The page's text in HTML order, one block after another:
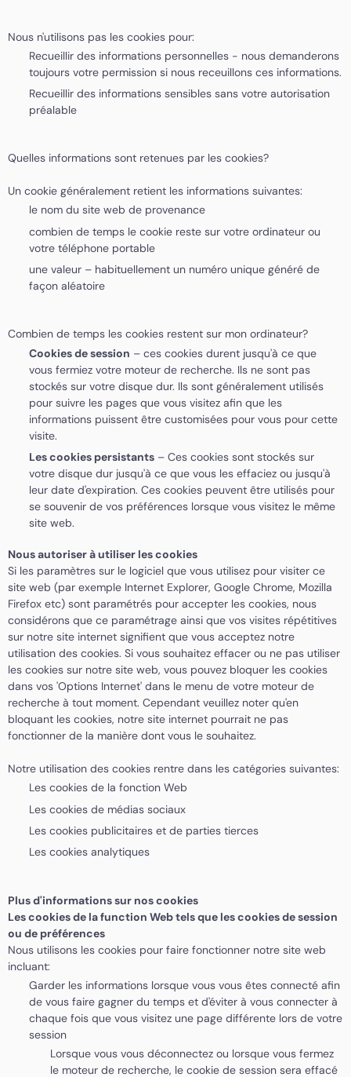
Nous n'utilisons pas les cookies pour:
Recueillir des informations personnelles - nous demanderons
toujours votre permission si nous receuillons ces informations.
Recueillir des informations sensibles sans votre autorisation
préalable
Quelles informations sont retenues par les cookies?
Un cookie généralement retient les informations suivantes:
le nom du site web de provenance
combien de temps le cookie reste sur votre ordinateur ou
votre téléphone portable
une valeur – habituellement un numéro unique généré de
façon aléatoire
Combien de temps les cookies restent sur mon ordinateur?
Cookies de session – ces cookies durent jusqu'à ce que
vous fermiez votre moteur de recherche. Ils ne sont pas
stockés sur votre disque dur. Ils sont généralement utilisés
pour suivre les pages que vous visitez afin que les
informations puissent être customisées pour vous pour cette
visite.
Les cookies persistants – Ces cookies sont stockés sur
votre disque dur jusqu'à ce que vous les effaciez ou jusqu'à
leur date d'expiration. Ces cookies peuvent être utilisés pour
se souvenir de vos préférences lorsque vous visitez le même
site web.
Nous autoriser à utiliser les cookies
Si les paramètres sur le logiciel que vous utilisez pour visiter ce
site web (par exemple Internet Explorer, Google Chrome, Mozilla
Firefox etc) sont paramétrés pour accepter les cookies, nous
considérons que ce paramétrage ainsi que vos visites répétitives
sur notre site internet signifient que vous acceptez notre
utilisation des cookies. Si vous souhaitez effacer ou ne pas utiliser
les cookies sur notre site web, vous pouvez bloquer les cookies
dans vos 'Options Internet' dans le menu de votre moteur de
recherche à tout moment. Cependant veuillez noter qu'en
bloquant les cookies, notre site internet pourrait ne pas
fonctionner de la manière dont vous le souhaitez.
Notre utilisation des cookies rentre dans les catégories suivantes:
Les cookies de la fonction Web
Les cookies de médias sociaux
Les cookies publicitaires et de parties tierces
Les cookies analytiques
Plus d'informations sur nos cookies
Les cookies de la function Web tels que les cookies de session
ou de préférences
Nous utilisons les cookies pour faire fonctionner notre site web
incluant:
Garder les informations lorsque vous vous êtes connecté afin
de vous faire gagner du temps et d'éviter à vous connecter à
chaque fois que vous visitez une page différente lors de votre
session
Lorsque vous vous déconnectez ou lorsque vous fermez
le moteur de recherche, le cookie de session sera effacé